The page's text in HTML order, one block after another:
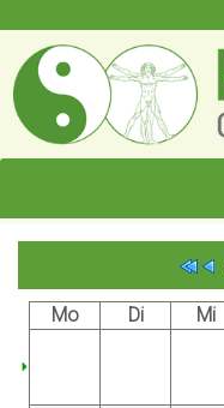
Mo Di Mi